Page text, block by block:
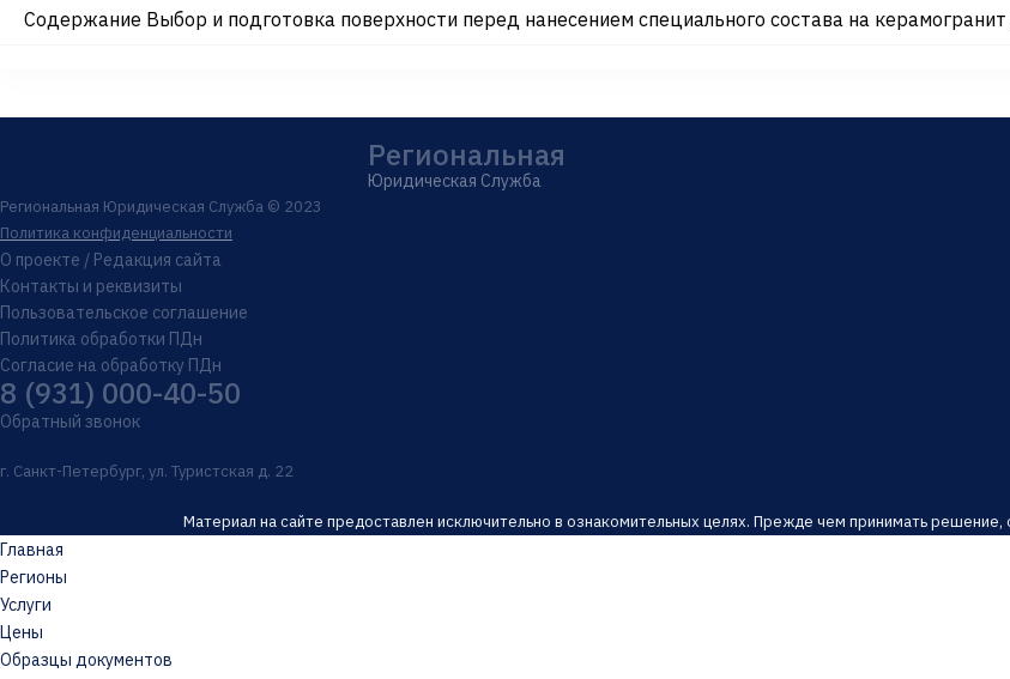
Содержание Выбор и подготовка поверхности перед нанесением специального состава на
Региональная
Юридическая Служба
Региональная Юридическая Служба © 2023
Политика конфиденциальности
О проекте / Редакция сайта
Контакты и реквизиты
Пользовательское соглашение
Политика обработки ПДн
Согласие на обработку ПДн
8 (931) 000-40-50
Обратный звонок
г. Санкт-Петербург, ул. Туристская д. 22
Материал на сайте предоставлен исключительно в ознакомительных целях. Прежде чем принимать решение,
Главная
Регионы
Услуги
Цены
Образцы документов